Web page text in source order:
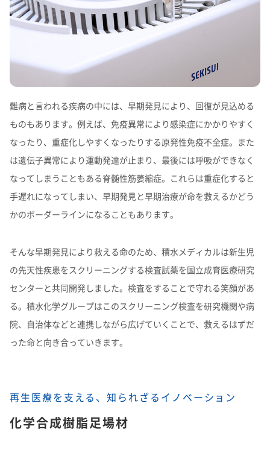
難病と言われる疾病の中には、早期発見により、回復が見込める
ものもあります。例えば、免疫異常により感染症にかかりやすく
なったり、重症化しやすくなったりする原発性免疫不全症。また
は遺伝子異常により運動発達が止まり、最後には呼吸ができなく
なってしまうこともある脊髄性筋萎縮症。これらは重症化すると
手遅れになってしまい、早期発見と早期治療が命を救えるかどう
かのボーダーラインになることもあります。
そんな早期発見により救える命のため、積水メディカルは新生児
の先天性疾患をスクリーニングする検査試薬を国立成育医療研究
センターと共同開発しました。検査をすることで守れる笑顔があ
る。積水化学グループはこのスクリーニング検査を研究機関や病
院、自治体などと連携しながら広げていくことで、救えるはずだ
った命と向き合っていきます。
再生医療を支える、知られざるイノベーション
化学合成樹脂足場材